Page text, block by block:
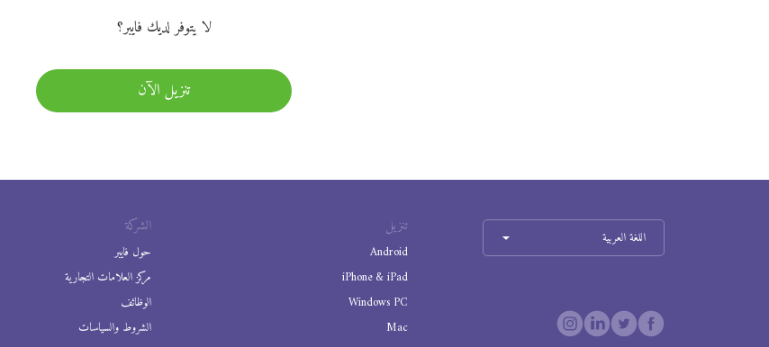
لا يتوفر لديك فايبر؟
تنزيل الآن
الشركة
حول فايبر
مركز العلامات التجارية
الوظائف
الشروط والسياسات
تنزيل
Android
iPhone & iPad
Windows PC
Mac
اللغة العربية